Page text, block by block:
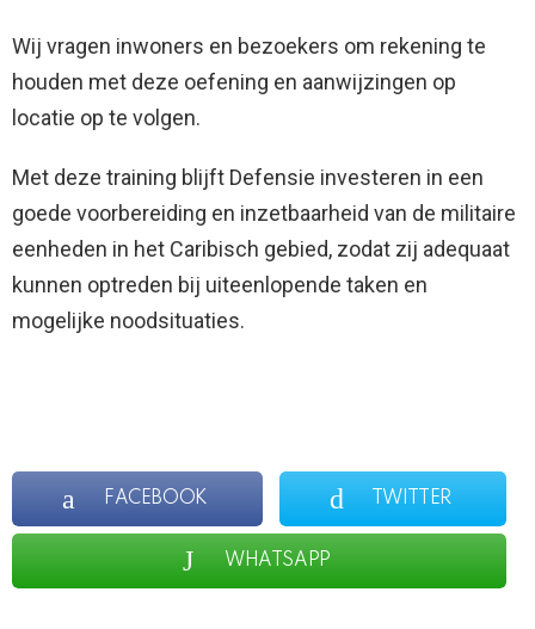
Wij vragen inwoners en bezoekers om rekening te
houden met deze oefening en aanwijzingen op
locatie op te volgen.
Met deze training blijft Defensie investeren in een
goede voorbereiding en inzetbaarheid van de militaire
eenheden in het Caribisch gebied, zodat zij adequaat
kunnen optreden bij uiteenlopende taken en
mogelijke noodsituaties.
FACEBOOK TWITTER
WHATSAPP